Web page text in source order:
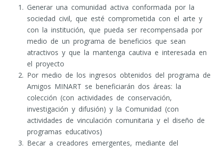
Generar una comunidad activa conformada por la
sociedad civil, que esté comprometida con el arte y
con la institución, que pueda ser recompensada por
medio de un programa de beneficios que sean
atractivos y que la mantenga cautiva e interesada en
el proyecto
Por medio de los ingresos obtenidos del programa de
Amigos MINART se beneficiarán dos áreas: la
colección (con actividades de conservación,
investigación y difusión) y la Comunidad (con
actividades de vinculación comunitaria y el diseño de
programas educativos)
Becar a creadores emergentes, mediante del